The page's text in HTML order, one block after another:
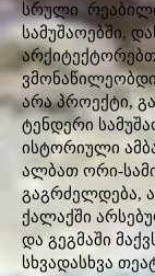
სრული
სამუშაოებში,
არა პროექტი,
ტენდერი
ისტორიული
ალბათ ორი-
გაგრძელდება,
ქალაქში
და გეგმაში
სხვადასხვა